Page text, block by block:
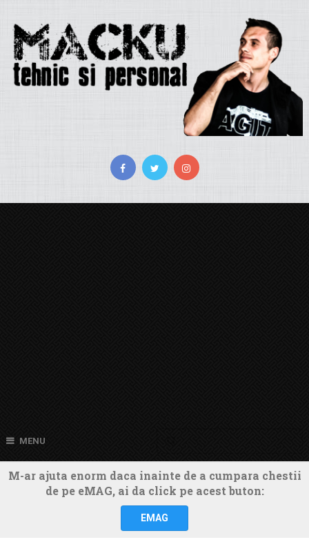
MENU
M-ar ajuta enorm daca inainte de a cumpara chestii
de pe eMAG, ai da click pe acest buton:
EMAG